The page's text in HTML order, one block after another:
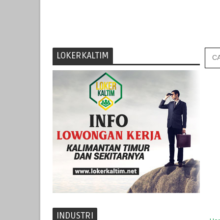
LOKERKALTIM
INDUSTRI